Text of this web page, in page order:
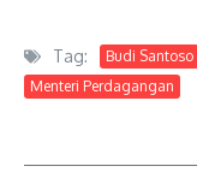
Tag: Budi Santoso
Menteri Perdagangan